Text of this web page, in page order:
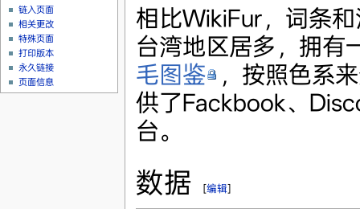
相比WikiFur，词条
台湾地区居多，拥有
毛图鉴
，按照色系
供了Fackbook、
台。
数据 [编辑]
链入页面
相关更改
特殊页面
打印版本
永久链接
页面信息